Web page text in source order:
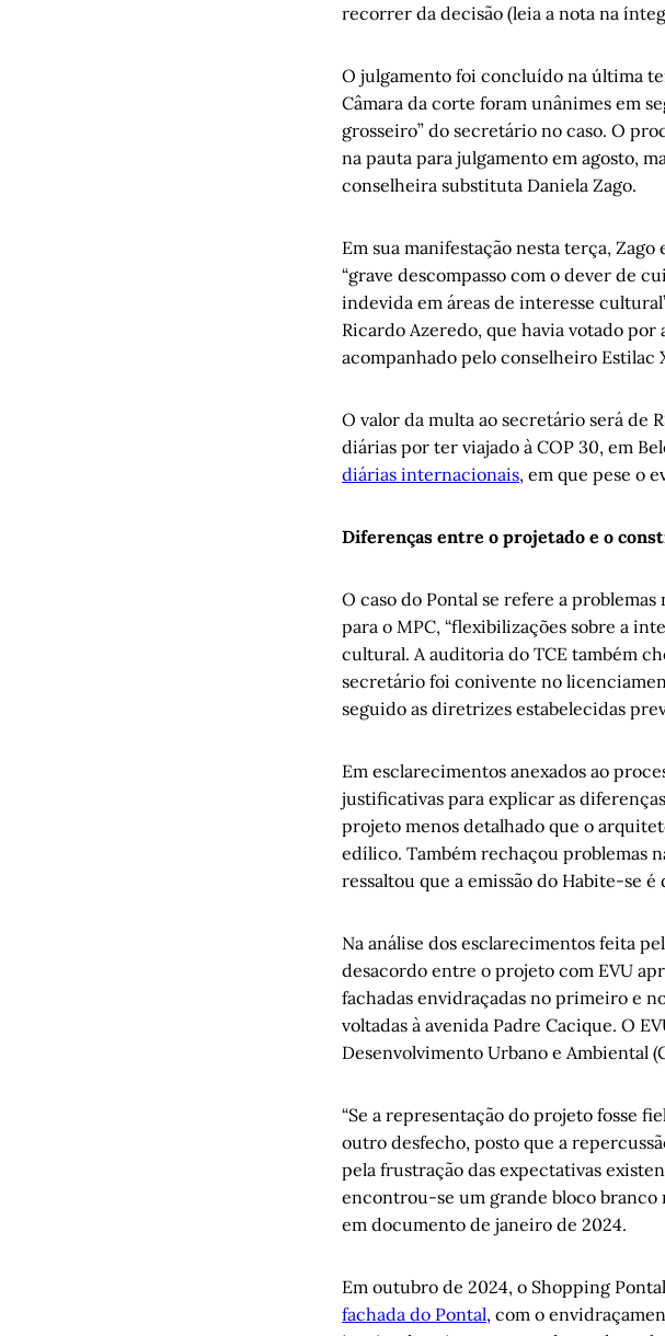
recorrer da decisão (leia a nota na
O julgamento foi concluído na última
Câmara da corte foram unânimes em
grosseiro” do secretário no caso. O
na pauta para julgamento em agosto,
conselheira substituta Daniela Zago.
Em sua manifestação nesta terça,
“grave descompasso com o dever de
indevida em áreas de interesse
Ricardo Azeredo, que havia votado
acompanhado pelo conselheiro Estilac
O valor da multa ao secretário será de
diárias por ter viajado à COP 30, em
diárias internacionais, em que pese o
Diferenças entre o projetado e o
O caso do Pontal se refere a
para o MPC, “flexibilizações sobre a
cultural. A auditoria do TCE também
secretário foi conivente no
seguido as diretrizes estabelecidas
Em esclarecimentos anexados ao
justificativas para explicar as
projeto menos detalhado que o
edílico. Também rechaçou problemas
ressaltou que a emissão do Habite-se
Na análise dos esclarecimentos feita
desacordo entre o projeto com EVU
fachadas envidraçadas no primeiro e
voltadas à avenida Padre Cacique. O
Desenvolvimento Urbano e Ambiental
“Se a representação do projeto fosse
outro desfecho, posto que a
pela frustração das expectativas
encontrou-se um grande bloco branco
em documento de janeiro de 2024.
Em outubro de 2024, o Shopping
fachada do Pontal, com o